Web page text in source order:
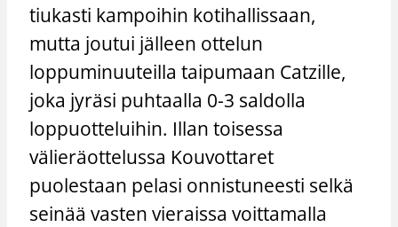
tiukasti kampoihin kotihallissaan,
mutta joutui jälleen ottelun
loppuminuuteilla taipumaan Catzille,
joka jyräsi puhtaalla 0-3 saldolla
loppuotteluihin. Illan toisessa
välieräottelussa Kouvottaret
puolestaan pelasi onnistuneesti selkä
seinää vasten vieraissa voittamalla